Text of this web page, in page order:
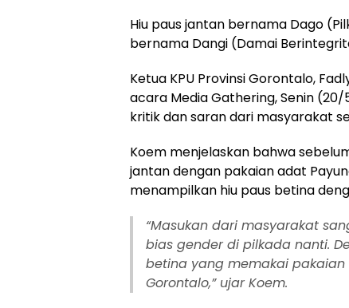
Hiu paus jantan bernama Dago
bernama Dangi (Damai
Ketua KPU Provinsi Gorontalo,
acara Media Gathering, Senin
kritik dan saran dari masyarakat
Koem menjelaskan bahwa
jantan dengan pakaian adat
menampilkan hiu paus betina
“Masukan dari masyarakat
bias gender di pilkada nanti.
betina yang memakai
Gorontalo,” ujar Koem.